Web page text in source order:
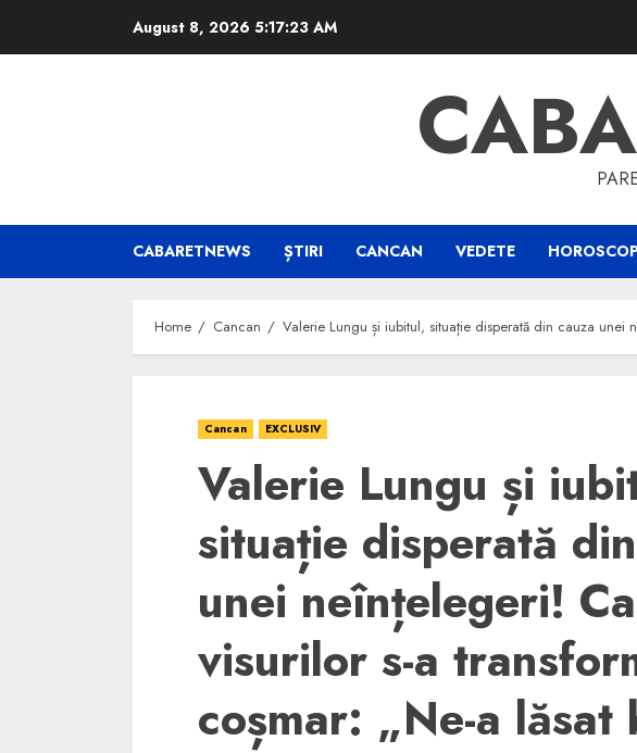
August 8, 2026 5:17:23 AM
CABARETNEWS ȘTIRI CANCAN VEDETE
Home Cancan Valerie Lungu și iubitul, situație disperată din cauza unei
Cancan EXCLUSIV
Valerie Lungu și
situație disperată
unei neînțelegeri!
visurilor s-a
coșmar: „Ne-a lăsat